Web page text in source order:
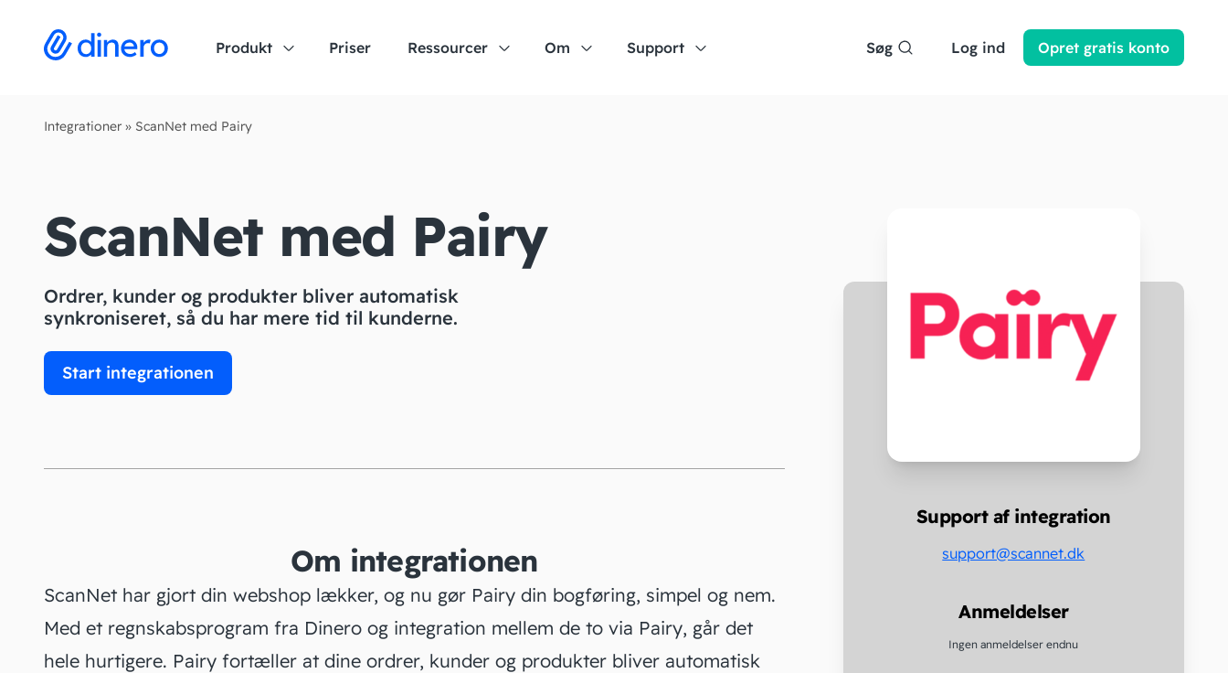
Produkt Priser Ressourcer Om Support Søg Log ind Opret gratis konto
Integrationer » ScanNet med Pairy
ScanNet med Pairy
Ordrer, kunder og produkter bliver automatisk
synkroniseret, så du har mere tid til kunderne.
Start integrationen
Om integrationen
ScanNet har gjort din webshop lækker, og nu gør Pairy din bogføring, simpel og nem.
Med et regnskabsprogram fra Dinero og integration mellem de to via Pairy, går det
hele hurtigere. Pairy fortæller at dine ordrer, kunder og produkter bliver automatisk
Support af integration
support@scannet.dk
Anmeldelser
Ingen anmeldelser endnu